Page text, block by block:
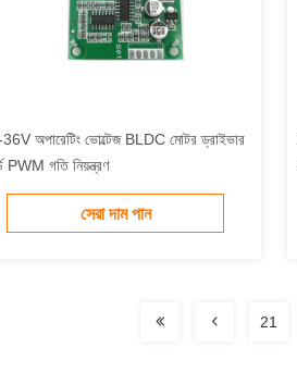
অপারেটিং ভোল্টেজ BLDC মোটর ড্রাইভার
PWM গতি নিয়ন্ত্রণ
সেরা দাম পান
21